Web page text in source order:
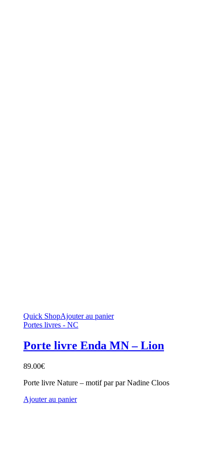
Quick ShopAjouter au panier
Portes livres - NC
Porte livre Enda MN – Lion
89.00€
Porte livre Nature – motif par par Nadine Cloos
Ajouter au panier